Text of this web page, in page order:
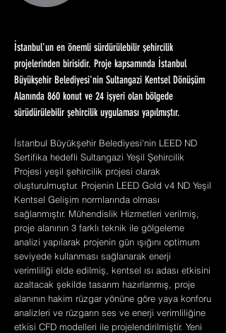
İstanbul'un en önemli sürdürülebilir şehircilik
projelerinden birisidir. Proje kapsamında İstanbul
Büyükşehir Belediyesi'nin Sultangazi Kentsel Dönüşüm
Alanında 860 konut ve 24 işyeri olan bölgede
sürüdürülebilir şehircilik uygulaması yapılmıştır.
İstanbul Büyükşehir Belediyesi'nin LEED ND
Sertifika hedefli Sultangazi Yeşil Şehircilik
Projesi yeşil şehircilik projesi olarak
oluşturulmuştur. Projenin LEED Gold v4 ND Yeşil
Kentsel Gelişim normlarında olması
sağlanmıştır. Mühendislik Hizmetleri verilmiş,
proje alanının 3 farklı teknik ile gölgeleme
analizi yapılarak projenin gün ışığını optimum
seviyede kullanması sağlanarak enerji
verimliliği elde edilmiş, kentsel ısı adası etkisini
azaltacak şekilde tasarım hazırlanmış, proje
alanının hakim rüzgar yönüne göre yaya konforu
analizleri ve rüzgarın ses ve enerji verimliliğine
etkisi CFD modelleri ile projelendirilmiştir. Yeni